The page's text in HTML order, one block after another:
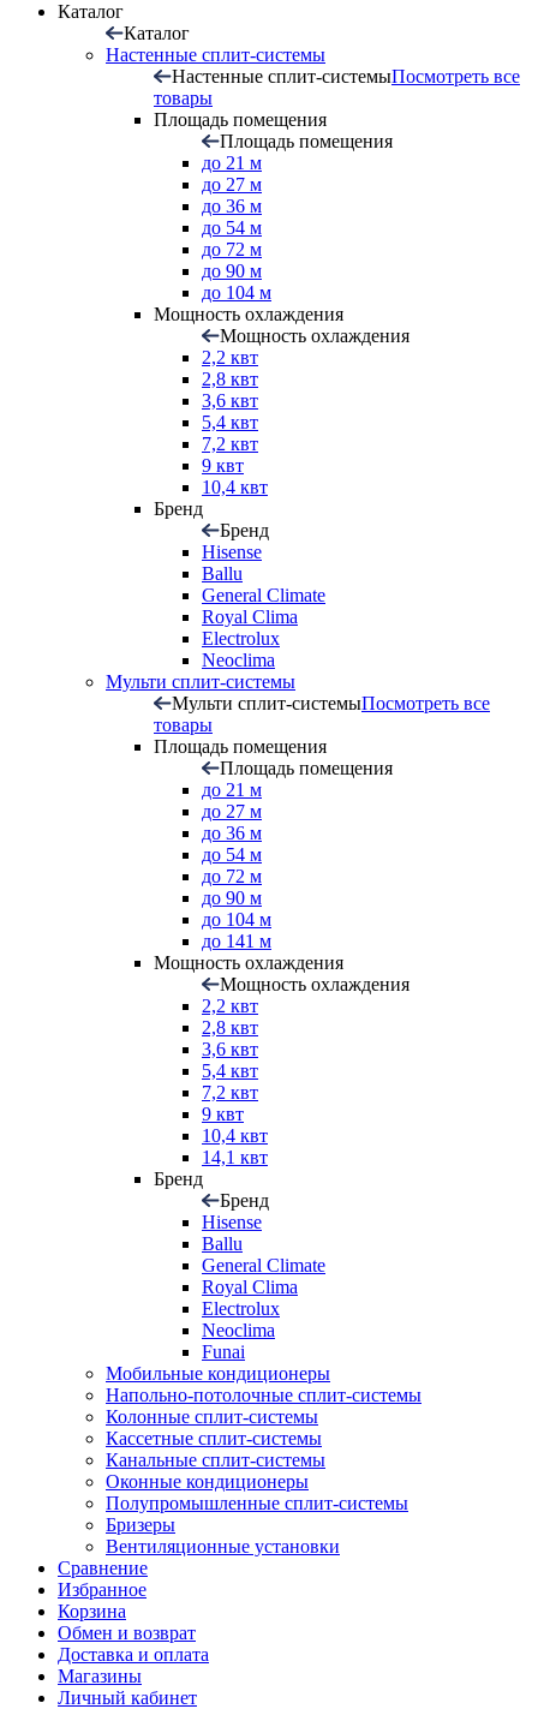
Каталог
Каталог
Настенные сплит-системы
Настенные сплит-системыПосмотреть все
товары
Площадь помещения
Площадь помещения
до 21 м
до 27 м
до 36 м
до 54 м
до 72 м
до 90 м
до 104 м
Мощность охлаждения
Мощность охлаждения
2,2 квт
2,8 квт
3,6 квт
5,4 квт
7,2 квт
9 квт
10,4 квт
Бренд
Бренд
Hisense
Ballu
General Climate
Royal Clima
Electrolux
Neoclima
Мульти сплит-системы
Мульти сплит-системыПосмотреть все
товары
Площадь помещения
Площадь помещения
до 21 м
до 27 м
до 36 м
до 54 м
до 72 м
до 90 м
до 104 м
до 141 м
Мощность охлаждения
Мощность охлаждения
2,2 квт
2,8 квт
3,6 квт
5,4 квт
7,2 квт
9 квт
10,4 квт
14,1 квт
Бренд
Бренд
Hisense
Ballu
General Climate
Royal Clima
Electrolux
Neoclima
Funai
Мобильные кондиционеры
Напольно-потолоч​ные ​сплит-системы
Колонные ​​сплит-системы
Кассетные сплит-системы
Канальные сплит-системы
Оконные кондиционеры
Полупромышленные сплит-системы
Бризеры
Вентиляционные установки
Сравнение
Избранное
Корзина
Обмен и возврат
Доставка и оплата
Магазины
Личный кабинет